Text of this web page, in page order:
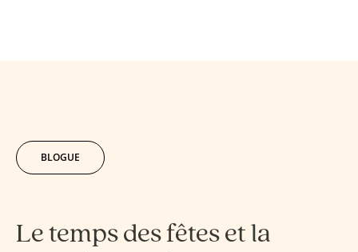
BLOGUE
Le temps des fêtes et la